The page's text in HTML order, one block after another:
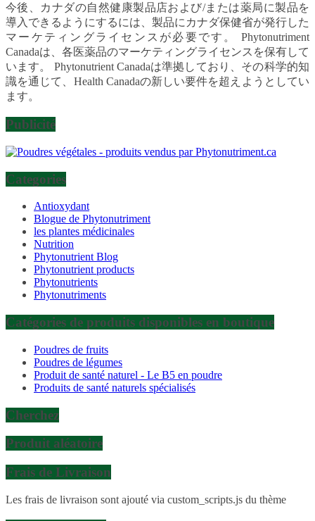
今後、カナダの自然健康製品店および/または薬局に製品を
導入できるようにするには、製品にカナダ保健省が発行した
マーケティングライセンスが必要です。 Phytonutriment
Canadaは、各医薬品のマーケティングライセンスを保有して
います。 Phytonutrient Canadaは準拠しており、その科学的知
識を通じて、Health Canadaの新しい要件を超えようとしてい
ます。
Publicité
Categories
Antioxydant
Blogue de Phytonutriment
les plantes médicinales
Nutrition
Phytonutrient Blog
Phytonutrient products
Phytonutrients
Phytonutriments
Catégories de produits disponibles en boutique
Poudres de fruits
Poudres de légumes
Produit de santé naturel - Le B5 en poudre
Produits de santé naturels spécialisés
Cherchez
Produit aléatoire
Frais de Livraison
Les frais de livraison sont ajouté via custom_scripts.js du thème